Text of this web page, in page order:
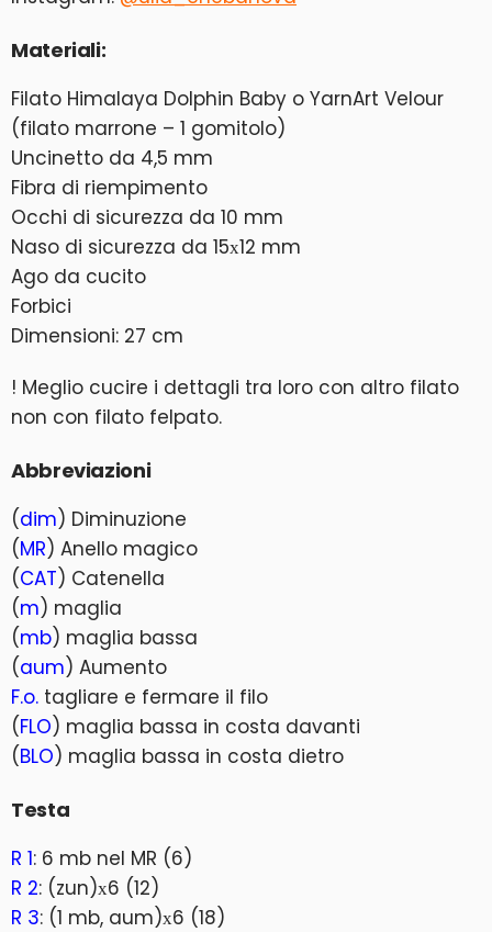
Materiali:
Filato Himalaya Dolphin Baby o YarnArt Velour
(filato marrone – 1 gomitolo)
Uncinetto da 4,5 mm
Fibra di riempimento
Occhi di sicurezza da 10 mm
Naso di sicurezza da 15х12 mm
Ago da cucito
Forbici
Dimensioni: 27 cm
! Meglio cucire i dettagli tra loro con altro filato
non con filato felpato.
Abbreviazioni
(dim) Diminuzione
(MR) Anello magico
(CAT) Catenella
(m) maglia
(mb) maglia bassa
(aum) Aumento
F.o. tagliare e fermare il filo
(FLO) maglia bassa in costa davanti
(BLO) maglia bassa in costa dietro
Testa
R 1: 6 mb nel MR (6)
R 2: (zun)х6 (12)
R 3: (1 mb, aum)х6 (18)